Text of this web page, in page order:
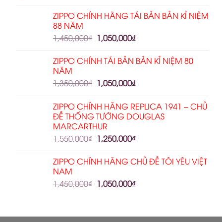
ZIPPO CHÍNH HÃNG TÁI BẢN BẢN KỈ NIỆM
88 NĂM
1,450,000₫ 1,050,000₫
ZIPPO CHÍNH TÁI BẢN BẢN KỈ NIỆM 80
NĂM
1,350,000₫ 1,050,000₫
ZIPPO CHÍNH HÃNG REPLICA 1941 – CHỦ
ĐỀ THỐNG TƯỚNG DOUGLAS
MARCARTHUR
1,550,000₫ 1,250,000₫
ZIPPO CHÍNH HÃNG CHỦ ĐỀ TÔI YÊU VIỆT
NAM
1,450,000₫ 1,050,000₫